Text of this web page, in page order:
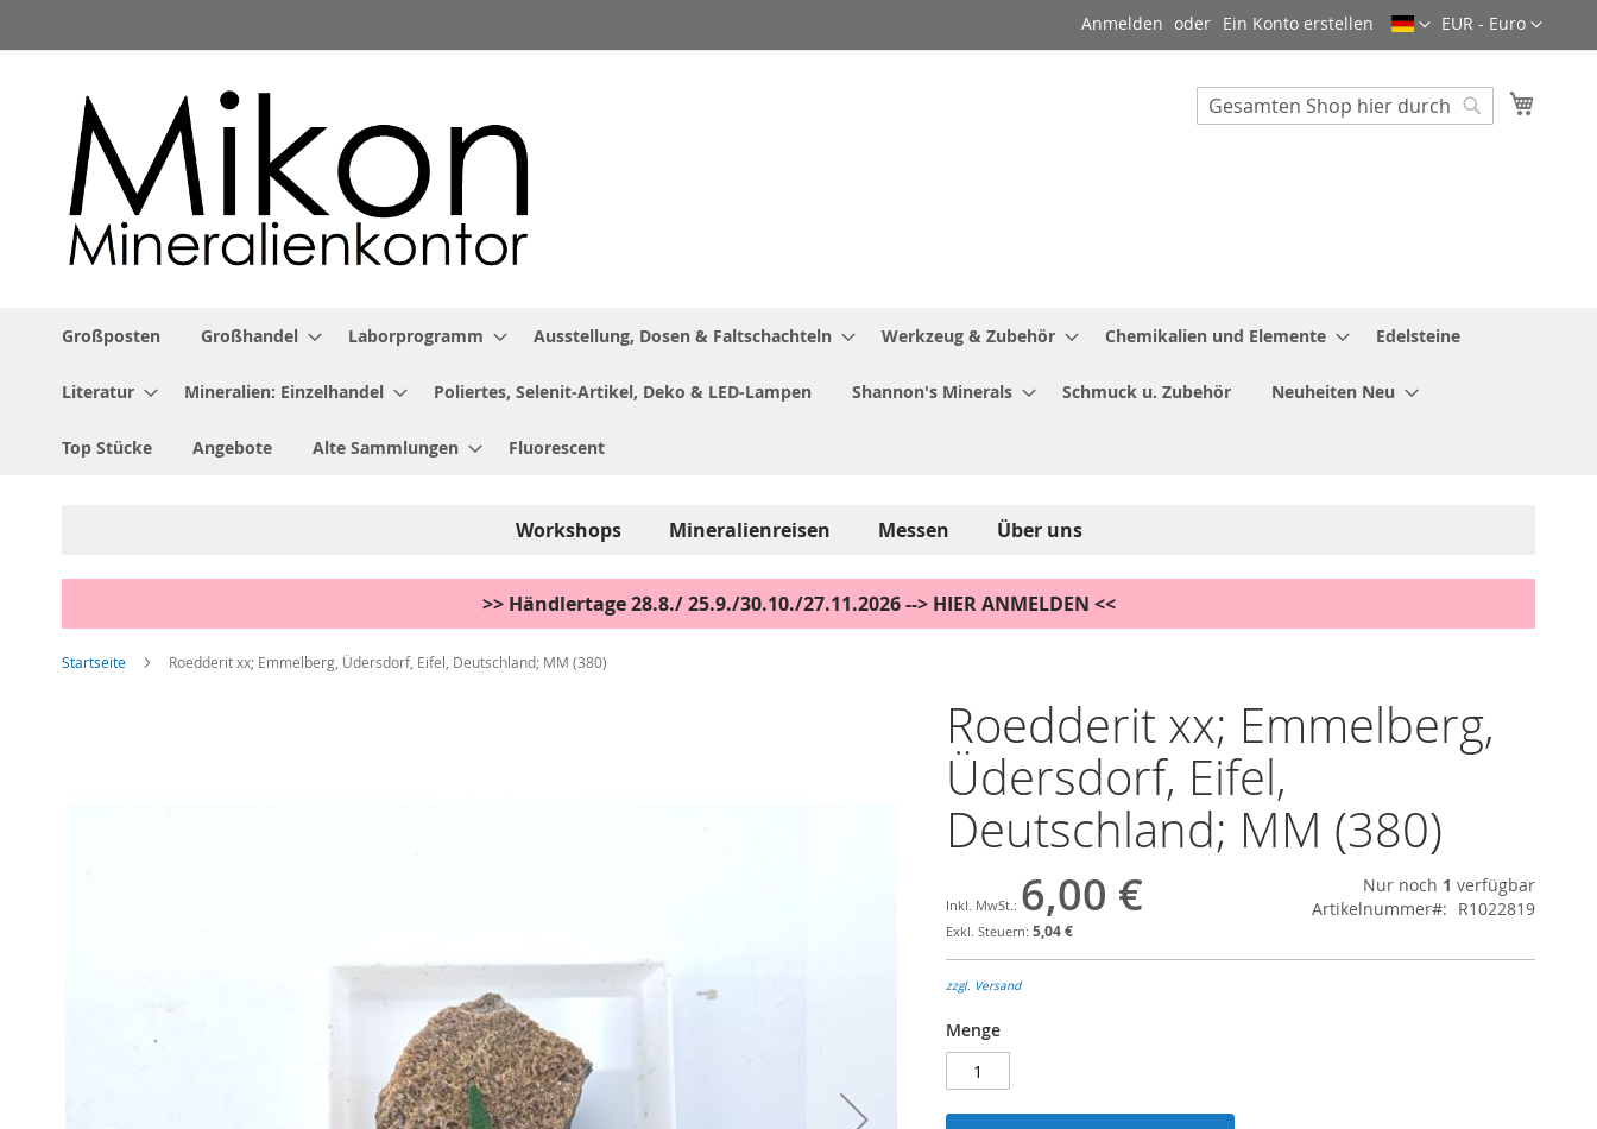
Inhalt
Währung
EUR - Euro
Sprache
Anmelden Ein Konto erstellen
Search
Großposten Großhandel Laborprogramm Ausstellung, Dosen & Faltschachteln Werkzeug & Zubehör Chemikalien und Elemente Edelsteine
Literatur Mineralien: Einzelhandel Poliertes, Selenit-Artikel, Deko & LED-Lampen Shannon's Minerals Schmuck u. Zubehör Neuheiten Neu
Top Stücke Angebote Alte Sammlungen Fluorescent
Workshops Mineralienreisen Messen Über uns
>> Händlertage 28.8./ 25.9./30.10./27.11.2026 --> HIER ANMELDEN <<
Startseite Roedderit xx; Emmelberg, Üdersdorf, Eifel, Deutschland; MM (380)
Roedderit xx; Emmelberg,
Üdersdorf, Eifel,
Deutschland; MM (380)
6,00 €
5,04 €
Nur noch 1 verfügbar
Artikelnummer
R1022819
zzgl. Versand
Menge